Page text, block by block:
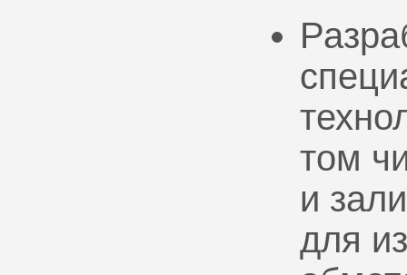
том
и
для